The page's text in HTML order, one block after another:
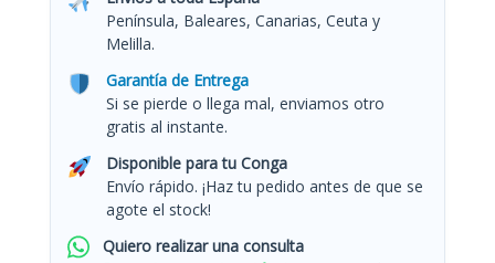
Península, Baleares, Canarias, Ceuta y
Melilla.
Garantía de Entrega
Si se pierde o llega mal, enviamos otro
gratis al instante.
Disponible para tu Conga
Envío rápido. ¡Haz tu pedido antes de que se
agote el stock!
Quiero realizar una consulta